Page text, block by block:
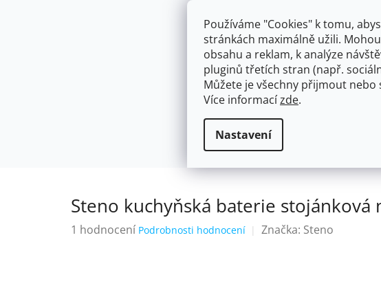
Používáme "Cookies" k tomu,
stránkách maximálně užili.
obsahu a reklam, k analýze
pluginů třetích stran (např.
Můžete je všechny přijmout nebo
Více informacízde.
Nastavení
NÁSTĚNNÉ 150/100MM SE SPRCHOU
Steno kuchyňská baterie
Steno kuchyňská baterie stojánková
Průměrné
1 hodnocení Podrobnosti hodnocení Značka: Steno